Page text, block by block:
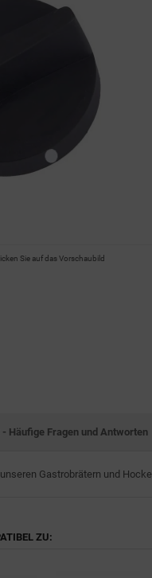
Sie auf das Vorschaubild
- Häufige Fragen und Antworten
Gastrobrätern und
ZU: